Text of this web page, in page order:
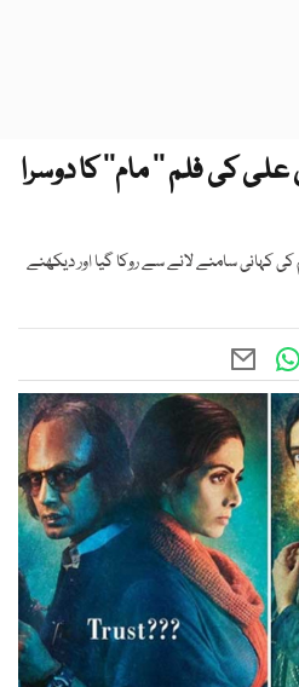
کی فلم ’’ مام‘‘ کا دوسرا
کی کہانی سامنے لانے سے روکا گیا اور دیکھنے